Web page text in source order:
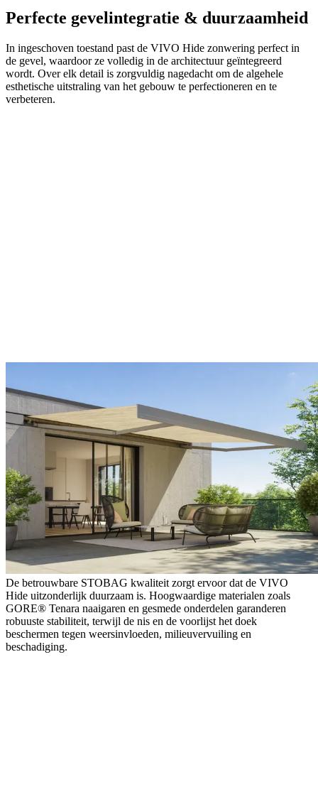
Perfecte gevelintegratie & duurzaamheid
In ingeschoven toestand past de VIVO Hide zonwering perfect in
de gevel, waardoor ze volledig in de architectuur geïntegreerd
wordt. Over elk detail is zorgvuldig nagedacht om de algehele
esthetische uitstraling van het gebouw te perfectioneren en te
verbeteren.
De betrouwbare STOBAG kwaliteit zorgt ervoor dat de VIVO
Hide uitzonderlijk duurzaam is. Hoogwaardige materialen zoals
GORE® Tenara naaigaren en gesmede onderdelen garanderen
robuuste stabiliteit, terwijl de nis en de voorlijst het doek
beschermen tegen weersinvloeden, milieuvervuiling en
beschadiging.